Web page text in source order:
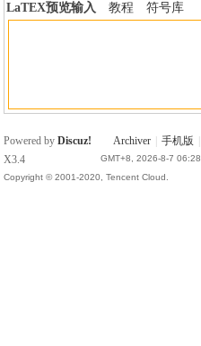
LaTEX预览输入 教程
符号库
Archiver 手机版
GMT+8, 2026-8-7 06:28
Powered byDiscuz!
X3.4
Copyright © 2001-2020, Tencent Cloud.